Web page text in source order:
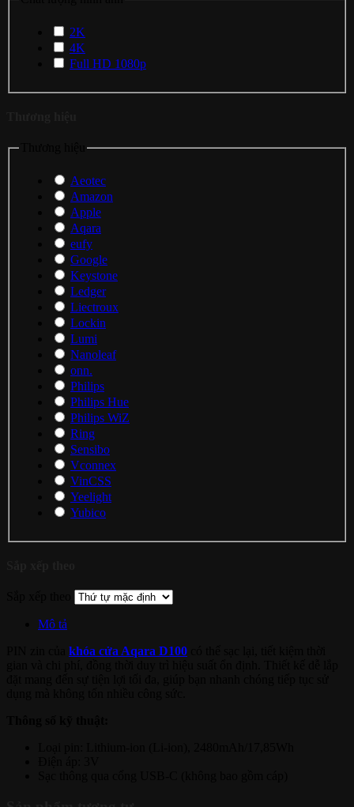
2K
4K
Full HD 1080p
Aeotec
Amazon
Apple
Aqara
eufy
Google
Keystone
Ledger
Liectroux
Lockin
Lumi
Nanoleaf
onn.
Philips
Philips Hue
Philips WiZ
Ring
Sensibo
Vconnex
VinCSS
Yeelight
Yubico
Mô tả
khóa cửa Aqara D100